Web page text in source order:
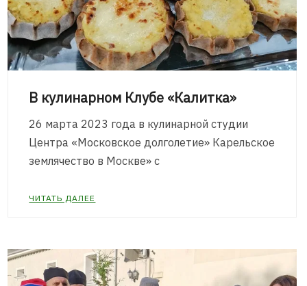
В кулинарном Клубе «Калитка»
26 марта 2023 года в кулинарной студии
Центра «Московское долголетие» Карельское
землячество в Москве» с
ЧИТАТЬ ДАЛЕЕ